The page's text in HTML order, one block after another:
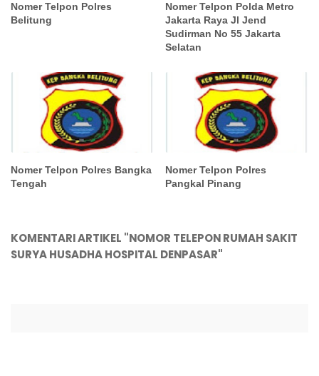
Nomer Telpon Polres
Belitung
Nomer Telpon Polda Metro
Jakarta Raya Jl Jend
Sudirman No 55 Jakarta
Selatan
Nomer Telpon Polres Bangka
Tengah
Nomer Telpon Polres
Pangkal Pinang
KOMENTARI ARTIKEL "NOMOR TELEPON RUMAH SAKIT
SURYA HUSADHA HOSPITAL DENPASAR"